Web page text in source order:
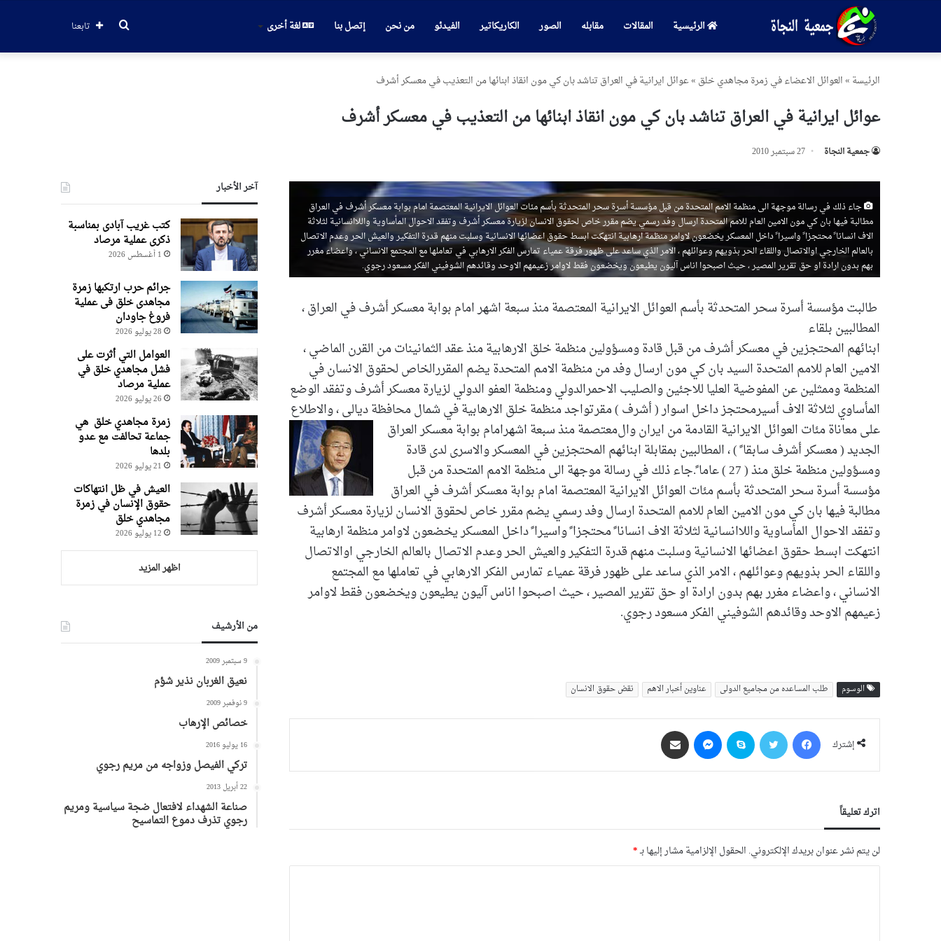
الرئيسية المقالات مقابله الصور الكاريكاتير الفيدئو من نحن إتصل بنا لغة أخرى تابعنا بحث
الرئیسة »العوائل الاعضاء في زمرة مجاهدي خلق »عوائل ايرانية في العراق تناشد بان كي مون انقاذ ابنائها من التعذيب في معسكر أشرف
عوائل ايرانية في العراق تناشد بان كي مون انقاذ ابنائها من التعذيب في معسكر أشرف
جمعیة النجاة 27 سبتمبر 2010
جاء ذلك في رسالة موجهة الى منظمة الامم المتحدة من قبل مؤسسة أسرة سحر المتحدثة بأسم مئات العوائل الايرانية المعتصمة امام بوابة معسكر أشرف في العراق
مطالبة فيها بان كي مون الامين العام للامم المتحدة ارسال وفد رسمي يضم مقرر خاص لحقوق الانسان لزيارة معسكر أشرف وتفقد الاحوال المأساوية واللاانسانية لثلاثة
الاف انسانا ً محتجزا ً واسيرا ً داخل المعسكر يخضعون لاوامر منظمة ارهابية انتهكت ابسط حقوق اعضائها الانسانية وسلبت منهم قدرة التفكير والعيش الحر وعدم الاتصال
بالعالم الخارجي اوالاتصال واللقاء الحر بذويهم وعوائلهم ، الامر الذي ساعد على ظهور فرقة عمياء تمارس الفكر الارهابي في تعاملها مع المجتمع الانساني ، واعضاء مغرر
بهم بدون ارادة او حق تقرير المصير ، حيث اصبحوا اناس آليون يطيعون ويخضعون فقط لاوامر زعيمهم الاوحد وقائدهم الشوفيني الفكر مسعود رجوي.
طالبت مؤسسة أسرة سحر المتحدثة بأسم العوائل الايرانية المعتصمة منذ سبعة اشهر امام بوابة معسكر أشرف في العراق ،
المطالبين بلقاء
ابنائهم المحتجزين في معسكر أشرف من قبل قادة ومسؤولين منظمة خلق الارهابية منذ عقد الثمانينات من القرن الماضي ،
الامين العام للامم المتحدة السيد بان كي مون ارسال وفد من منظمة الامم المتحدة يضم المقررالخاص لحقوق الانسان في
المنظمة وممثلين عن المفوضية العليا للاجئين والصليب الاحمرالدولي ومنظمة العفو الدولي لزيارة معسكر أشرف وتفقد الوضع
المأساوي لثلاثة الاف أسيرمحتجز داخل اسوار ( أشرف ) مقرتواجد منظمة خلق الارهابية في شمال محافظة ديالى ، والاطلاع
على معاناة مئات العوائل الايرانية القادمة من ايران والمعتصمة منذ سبعة اشهرامام بوابة معسكر العراق
الجديد ( معسكر أشرف سابقا ً ) ، المطالبين بمقابلة ابنائهم المحتجزين في المعسكر والاسرى لدى قادة
ومسؤولين منظمة خلق منذ ( 27 ) عاما ً.جاء ذلك في رسالة موجهة الى منظمة الامم المتحدة من قبل
مؤسسة أسرة سحر المتحدثة بأسم مئات العوائل الايرانية المعتصمة امام بوابة معسكر أشرف في العراق
مطالبة فيها بان كي مون الامين العام للامم المتحدة ارسال وفد رسمي يضم مقرر خاص لحقوق الانسان لزيارة معسكر أشرف
وتفقد الاحوال المأساوية واللاانسانية لثلاثة الاف انسانا ً محتجزا ً واسيرا ً داخل المعسكر يخضعون لاوامر منظمة ارهابية
انتهكت ابسط حقوق اعضائها الانسانية وسلبت منهم قدرة التفكير والعيش الحر وعدم الاتصال بالعالم الخارجي اوالاتصال
واللقاء الحر بذويهم وعوائلهم ، الامر الذي ساعد على ظهور فرقة عمياء تمارس الفكر الارهابي في تعاملها مع المجتمع
الانساني ، واعضاء مغرر بهم بدون ارادة او حق تقرير المصير ، حيث اصبحوا اناس آليون يطيعون ويخضعون فقط لاوامر
زعيمهم الاوحد وقائدهم الشوفيني الفكر مسعود رجوي.
الوسوم طلب المساعده من مجامیع الدولی عناوین أخبار الاهم نقض حقوق الانسان
إشترك
فيسبوك سكايب ماسنجر
اترك تعليقاً
لن يتم نشر عنوان بريدك الإلكتروني. الحقول الإلزامية مشار إليها بـ*
آخر الأخبار
کتب غریب آبادی بمناسبة
ذکری عملیة مرصاد
1 أغسطس 2026
جرائم حرب ارتکبها زمرة
مجاهدی خلق فی عملیة
فروغ جاودان
28 يوليو 2026
العوامل التي أثرت على
فشل مجاهدي خلق في
عملية مرصاد
26 يوليو 2026
زمرة مجاهدي خلق هي
جماعة تحالفت مع عدو
بلدها
21 يوليو 2026
العيش في ظل انتهاكات
حقوق الإنسان في زمرة
مجاهدي خلق
12 يوليو 2026
اظهر المزيد
من الأرشيف
9 سبتمبر 2009
نعيق الغربان نذير شؤم
9 نوفمبر 2009
خصائص الإرهاب
16 يوليو 2016
تركي الفيصل وزواجه من مريم رجوي
22 أبريل 2013
صناعة الشهداء لافتعال ضجة سياسية ومريم
رجوي تذرف دموع التماسيح